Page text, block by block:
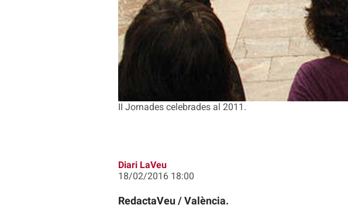
II Jornades celebrades al 2011.
Diari LaVeu
18/02/2016 18:00
RedactaVeu / València.